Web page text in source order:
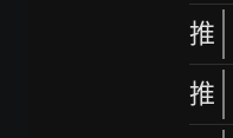
推
推